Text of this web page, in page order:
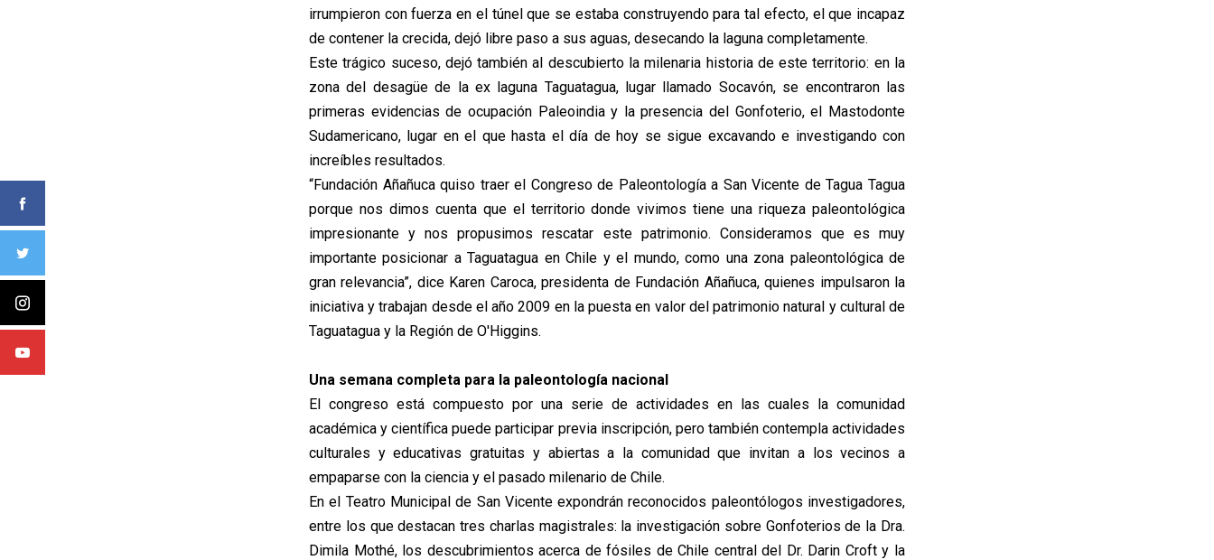
irrumpieron con fuerza en el túnel que se estaba construyendo para tal efecto, el que incapaz
de contener la crecida, dejó libre paso a sus aguas, desecando la laguna completamente.
Este trágico suceso, dejó también al descubierto la milenaria historia de este territorio: en la
zona del desagüe de la ex laguna Taguatagua, lugar llamado Socavón, se encontraron las
primeras evidencias de ocupación Paleoindia y la presencia del Gonfoterio, el Mastodonte
Sudamericano, lugar en el que hasta el día de hoy se sigue excavando e investigando con
increíbles resultados.
“Fundación Añañuca quiso traer el Congreso de Paleontología a San Vicente de Tagua Tagua
porque nos dimos cuenta que el territorio donde vivimos tiene una riqueza paleontológica
impresionante y nos propusimos rescatar este patrimonio. Consideramos que es muy
importante posicionar a Taguatagua en Chile y el mundo, como una zona paleontológica de
gran relevancia”, dice Karen Caroca, presidenta de Fundación Añañuca, quienes impulsaron la
iniciativa y trabajan desde el año 2009 en la puesta en valor del patrimonio natural y cultural de
Taguatagua y la Región de O'Higgins.
Una semana completa para la paleontología nacional
El congreso está compuesto por una serie de actividades en las cuales la comunidad
académica y científica puede participar previa inscripción, pero también contempla actividades
culturales y educativas gratuitas y abiertas a la comunidad que invitan a los vecinos a
empaparse con la ciencia y el pasado milenario de Chile.
En el Teatro Municipal de San Vicente expondrán reconocidos paleontólogos investigadores,
entre los que destacan tres charlas magistrales: la investigación sobre Gonfoterios de la Dra.
Dimila Mothé, los descubrimientos acerca de fósiles de Chile central del Dr. Darin Croft y la